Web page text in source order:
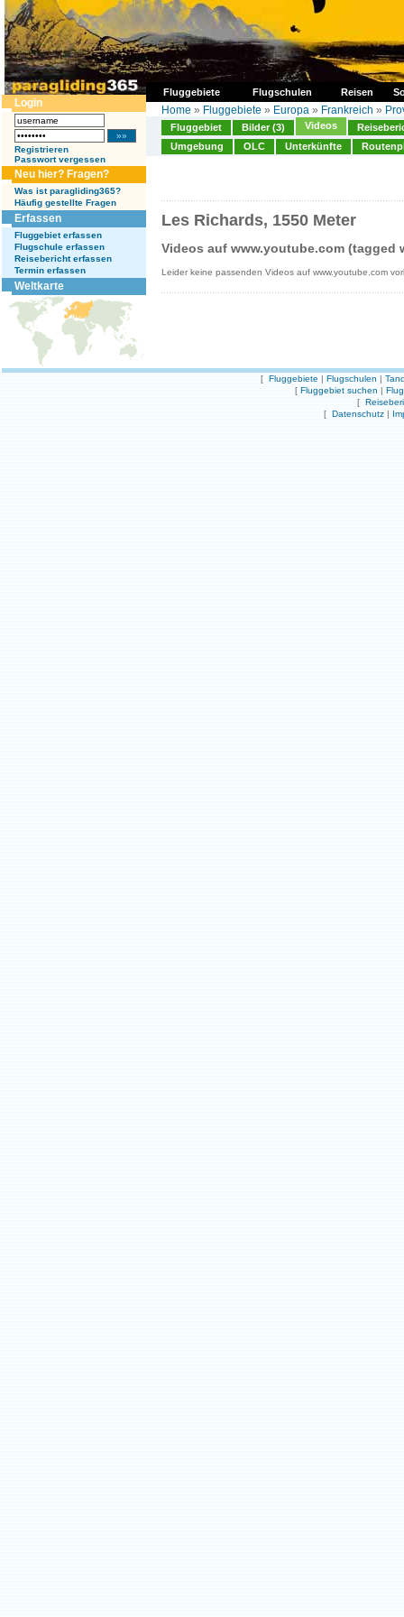
Fluggebiete Flugschulen Reisen
Login
Registrieren
Passwort vergessen
Neu hier? Fragen?
Was ist paragliding365?
Häufig gestellte Fragen
Erfassen
Fluggebiet erfassen
Flugschule erfassen
Reisebericht erfassen
Termin erfassen
Weltkarte
Home » Fluggebiete » Europa » Frankreich »
Fluggebiet Bilder (3) Videos
Umgebung
OLC Unterkünfte
Les Richards, 1550 Meter
Videos auf www.youtube.com
Leider keine passenden Videos auf www.youtube.com
[ Fluggebiete | Flugschulen |
[ Fluggebiet suchen |
[
[ Datenschutz |